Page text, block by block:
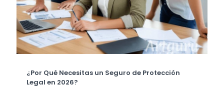
¿Por Qué Necesitas un Seguro de Protección
Legal en 2026?